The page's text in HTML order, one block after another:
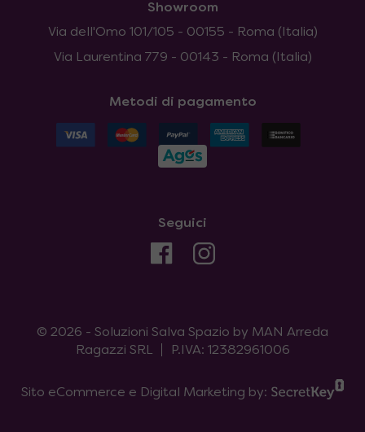
Showroom
Via dell'Omo 101/105 - 00155 - Roma (Italia)
Via Laurentina 779 - 00143 - Roma (Italia)
Metodi di pagamento
Seguici
© 2026 - Soluzioni Salva Spazio by MAN Arreda
Ragazzi SRL
P.IVA: 12382961006
Sito eCommerce e Digital Marketing by: